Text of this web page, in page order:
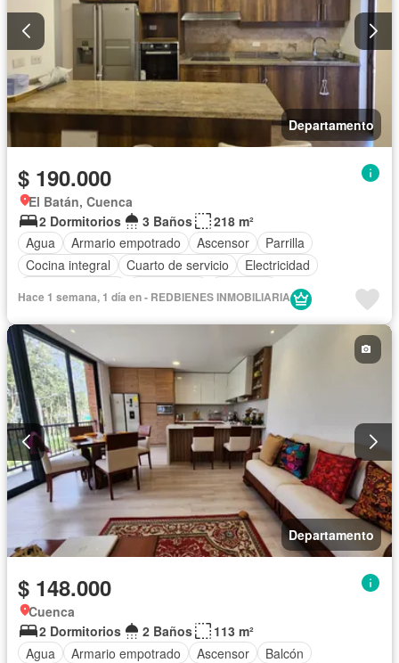
Departamento
$ 190.000
El Batán, Cuenca
2 Dormitorios
3 Baños
218 m²
Agua
Armario empotrado Ascensor
Parrilla
Cocina integral
Cuarto de servicio
Electricidad
Conserje
Seguridad
Hace 1 semana, 1 día en - REDBIENES INMOBILIARIA
Departamento
$ 148.000
Cuenca
2 Dormitorios
2 Baños
113 m²
Agua
Armario empotrado Ascensor
Balcón